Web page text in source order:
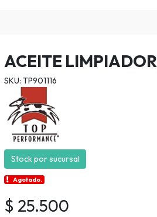
ACEITE
SKU: TP901116
Stock por sucursal
Agotado.
$ 25.500